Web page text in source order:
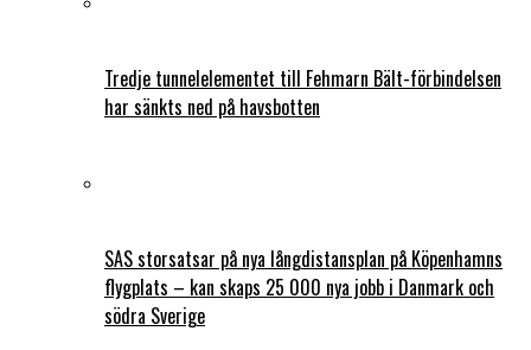
Tredje tunnelelementet till Fehmarn Bält-förbindelsen
har sänkts ned på havsbotten
SAS storsatsar på nya långdistansplan på Köpenhamns
flygplats – kan skaps 25 000 nya jobb i Danmark och
södra Sverige